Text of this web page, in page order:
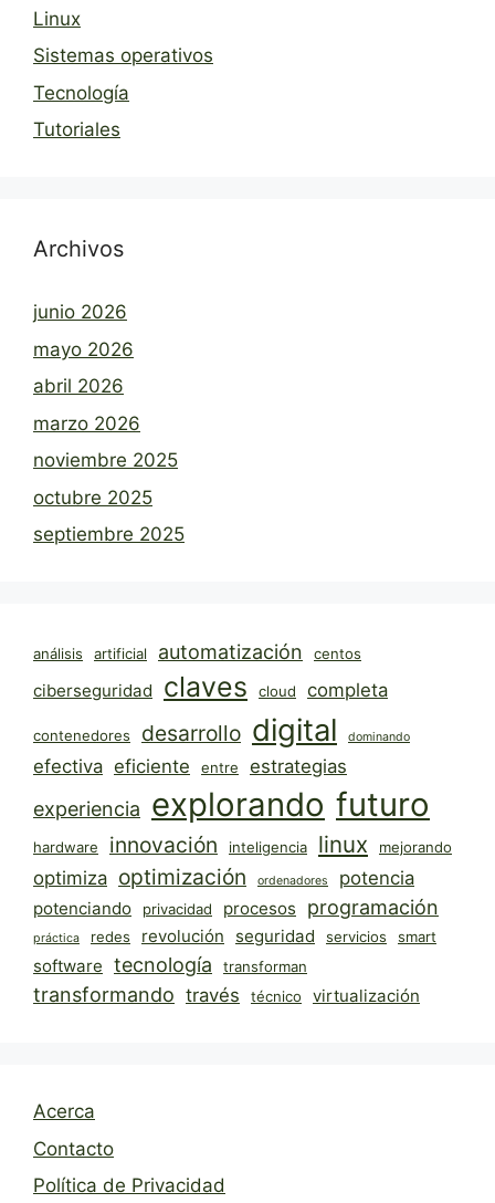
Linux
Sistemas operativos
Tecnología
Tutoriales
Archivos
junio 2026
mayo 2026
abril 2026
marzo 2026
noviembre 2025
octubre 2025
septiembre 2025
análisis artificial automatización centos
ciberseguridad claves cloud completa
contenedores desarrollo digital dominando
efectiva eficiente entre estrategias
experiencia explorando futuro
hardware innovación inteligencia linux mejorando
optimiza optimización ordenadores potencia
potenciando privacidad procesos programación
práctica redes revolución seguridad servicios smart
software tecnología transforman
transformando través técnico virtualización
Acerca
Contacto
Política de Privacidad